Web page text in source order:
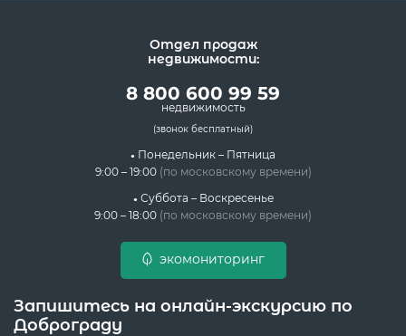
Отдел продаж
недвижимости:
8 800 600 99 59
недвижимость
(звонок бесплатный)
Понедельник – Пятница
9:00 – 19:00 (по московскому времени)
Суббота – Воскресенье
9:00 – 18:00 (по московскому времени)
экомониторинг
Запишитесь на онлайн-экскурсию по
Доброграду